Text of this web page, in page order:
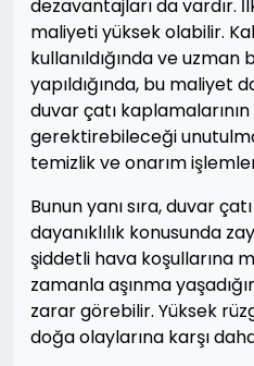
dezavantajları da vardır.
maliyeti yüksek olabilir.
kullanıldığında ve
yapıldığında, bu maliyet
duvar çatı
gerektirebileceği
temizlik ve onarım
Bunun yanı sıra, duvar
dayanıklılık konusunda
şiddetli hava koşullarına
zamanla aşınma
zarar görebilir. Yüksek
doğa olaylarına karşı